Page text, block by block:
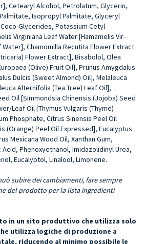
Cetearyl Alcohol, Petrolatum, Glycerin,
Isopropyl Palmitate, Glyceryl
Glycerides, Potassium Cetyl
Virginiana Leaf Water [Hamamelis Vir­
Water], Cha­momilla Recutita Flower Extract
Flower Extract], Bisabolol, Olea
(Olive) Fruit Oil], Prunus Amygdalus
Dulcis (Sweet Almond) Oil], Melaleuca
Alternifolia (Tea Tree) Leaf Oil],
Oil [Sim­mondsia Chinensis (Jojoba) Seed
Leaf Oil [Thy­mus Vulgaris (Thyme)
Phosphate, Citrus Sinensis Peel Oil
(O­range) Peel Oil Expressed], Eucalyptus
Mexica­na Wood Oil, Xanthan Gum,
Phenoxyetha­nol, Imidazolidinyl Urea,
Eucalyptol, Linalo­ol, Limonene.
subire dei cambiamenti, fare sempre
del prodotto per la lista ingredienti
in un sito produttivo che utilizza solo
utilizza logiche di produzione a
riducendo al minimo possibile le